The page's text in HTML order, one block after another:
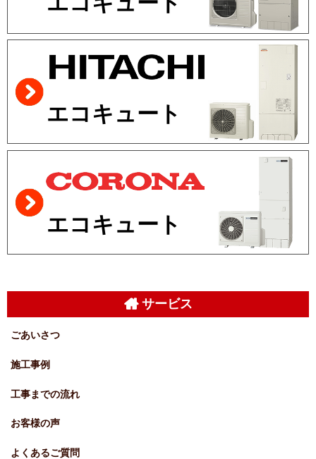
エコキュート
エコキュート
サービス
ごあいさつ
施工事例
工事までの流れ
お客様の声
よくあるご質問